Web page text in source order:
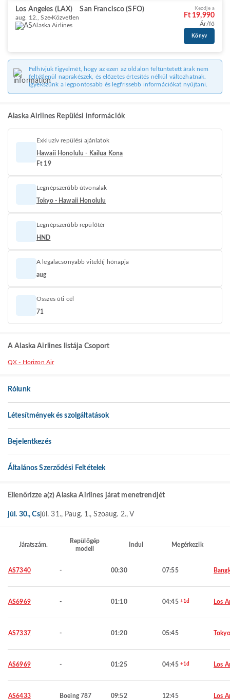
Los Angeles (LAX) San Francisco (SFO)
aug. 12., Sze Közvetlen
Alaska Airlines
Kezdje a
Ft 19,990
Ár/fő
Könyv
Felhívjuk figyelmét, hogy az ezen az oldalon feltüntetett árak nem
feltétlenül naprakészek, és előzetes értesítés nélkül változhatnak.
Igyekszünk a legpontosabb és legfrissebb információkat nyújtani.
Alaska Airlines Repülési információk
Exkluzív repülési ajánlatok
Hawaii Honolulu - Kailua Kona
Ft 19
Legnépszerűbb útvonalak
Tokyo - Hawaii Honolulu
Legnépszerűbb repülőtér
HND
A legalacsonyabb viteldíj hónapja
aug
Összes úti cél
71
A Alaska Airlines listája Csoport
QX - Horizon Air
Rólunk
Létesítmények és szolgáltatások
Bejelentkezés
Általános Szerződési Feltételek
Ellenőrizze a(z) Alaska Airlines járat menetrendjét
júl. 30., Csjúl. 31., Paug. 1., Szoaug. 2., V
Járatszám.
Repülőgép
modell
Indul Megérkezik
AS7340 - 00:30 07:55
AS6969 - 01:10 04:45 +1d Los
AS7337 - 01:20 05:45 Tokyo
AS6969 - 01:25 04:45 +1d Los
AS6433 Boeing 787 09:52 12:45 Los